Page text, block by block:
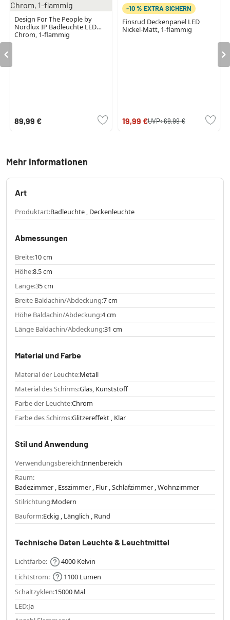
Design For The People by
Nordlux IP Badleuchte LED
Chrom, 1-flammig
89,99 €
-10 % EXTRA SICHERN
Finsrud Deckenpanel LED
Nickel-Matt, 1-flammig
19,99 €UVP:69,99 €
Mehr Informationen
Art
Produktart:Badleuchte , Deckenleuchte
Abmessungen
Breite:10 cm
Höhe:8.5 cm
Länge:35 cm
Breite Baldachin/Abdeckung:7 cm
Höhe Baldachin/Abdeckung:4 cm
Länge Baldachin/Abdeckung:31 cm
Material und Farbe
Material der Leuchte:Metall
Material des Schirms:Glas, Kunststoff
Farbe der Leuchte:Chrom
Farbe des Schirms:Glitzereffekt , Klar
Stil und Anwendung
Verwendungsbereich:Innenbereich
Raum:
Badezimmer , Esszimmer , Flur , Schlafzimmer , Wohnzimmer
Stilrichtung:Modern
Bauform:Eckig , Länglich , Rund
Technische Daten Leuchte & Leuchtmittel
Lichtfarbe:
4000 Kelvin
Lichtstrom:
1100 Lumen
Schaltzyklen:15000 Mal
LED:Ja